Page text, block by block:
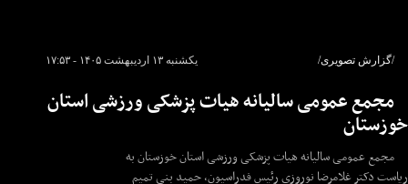
یکشنبه ۱۳ اردیبهشت ۱۴۰۵ - ۱۷:۵۳ /گزارش تصویری/
مجمع عمومی سالیانه هیات پزشکی ورزشی استان
خوزستان
مجمع عمومی سالیانه هیات پزشکی ورزشی استان خوزستان به
ریاست دکتر غلامرضا نوروزی رئیس فدراسیون، حمید بنی تمیم